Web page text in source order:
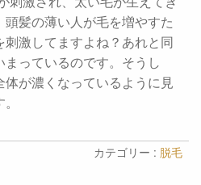
頭髪の薄い人が毛を増やすた
刺激してますよね？あれと同
まっているのです。そうし
体が濃くなっているように見
カテゴリー : 脱毛